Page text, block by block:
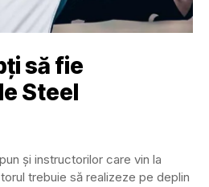
să fie
Steel
și instructorilor care vin la
trebuie să realizeze pe deplin